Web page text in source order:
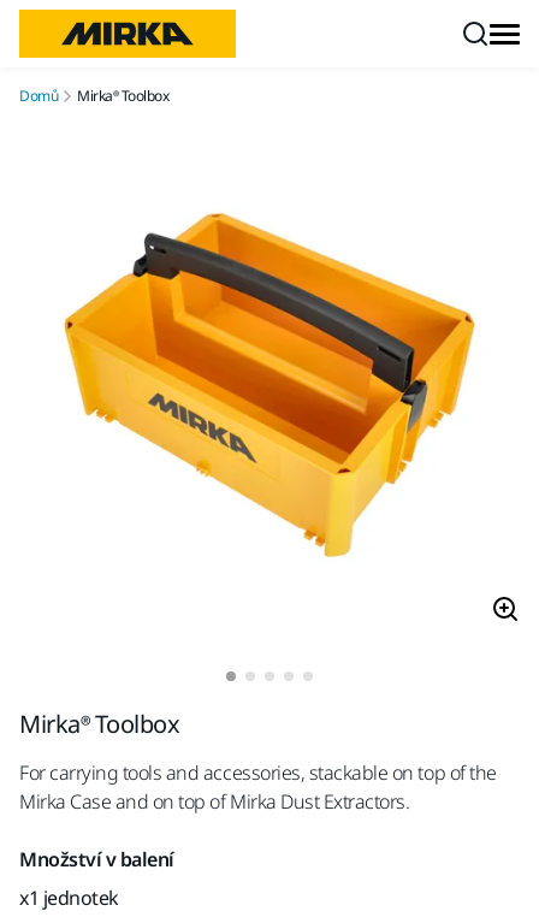
Domů Mirka® Toolbox
Mirka® Toolbox
For carrying tools and accessories, stackable on top of the
Mirka Case and on top of Mirka Dust Extractors.
Množství v balení
x1 jednotek